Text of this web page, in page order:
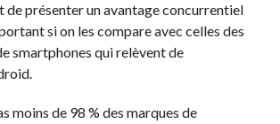
présenter un avantage concurrentiel
si on les compare avec celles des
smartphones qui relèvent de
moins de 98 % des marques de